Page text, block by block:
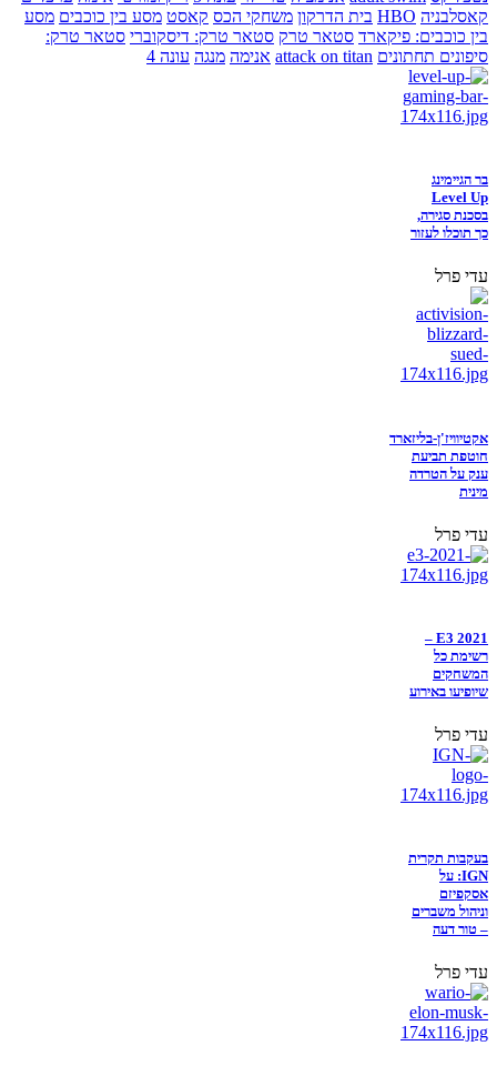
קאסלבניה HBO בית הדרקון משחקי הכס קאסט מסע בין כוכבים מסע
בין כוכבים: פיקארד סטאר טרק סטאר טרק: דיסקוברי סטאר טרק:
סיפונים תחתונים attack on titan אנימה מנגה עונה 4
בר הגיימינג
Level Up
בסכנת סגירה,
כך תוכלו לעזור
עדי פרל
אקטיוויז'ן-בליזארד
חוטפת תביעת
ענק על הטרדה
מינית
עדי פרל
E3 2021 –
רשימת כל
המשחקים
שיופיעו באירוע
עדי פרל
בעקבות תקרית
IGN: על
אסקפיזם
וניהול משברים
– טור דעה
עדי פרל